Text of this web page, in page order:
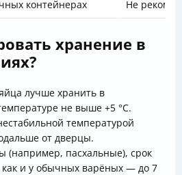
контейнерах Не
хранение в
лучше хранить в
не выше +5 °C.
температурой
от дверцы.
(например, пасхальные), срок
как и у обычных варёных — до 7